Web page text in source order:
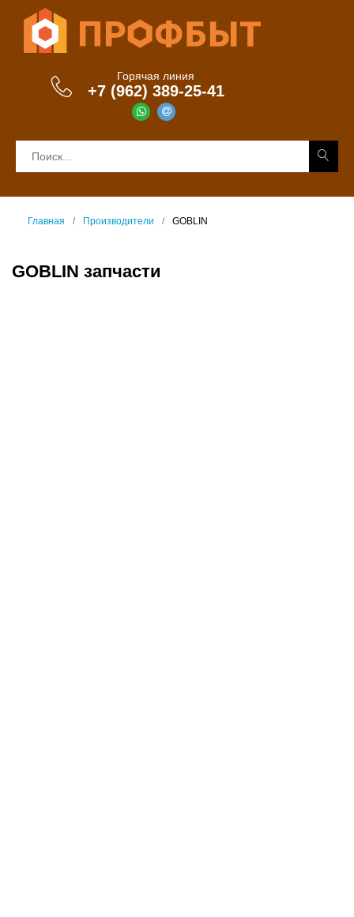
Горячая линия
+7 (962) 389-25-41
Главная Производители GOBLIN
GOBLIN запчасти